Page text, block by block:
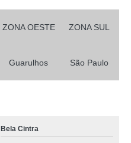
ZONA OESTE ZONA SUL
Guarulhos São Paulo
Bela Cintra